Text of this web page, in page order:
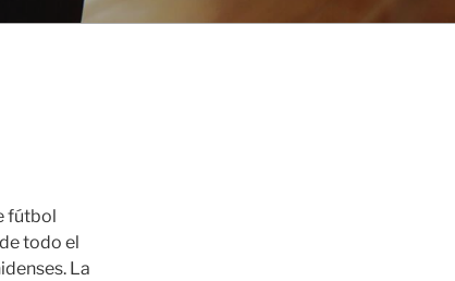
fútbol
todo el
La